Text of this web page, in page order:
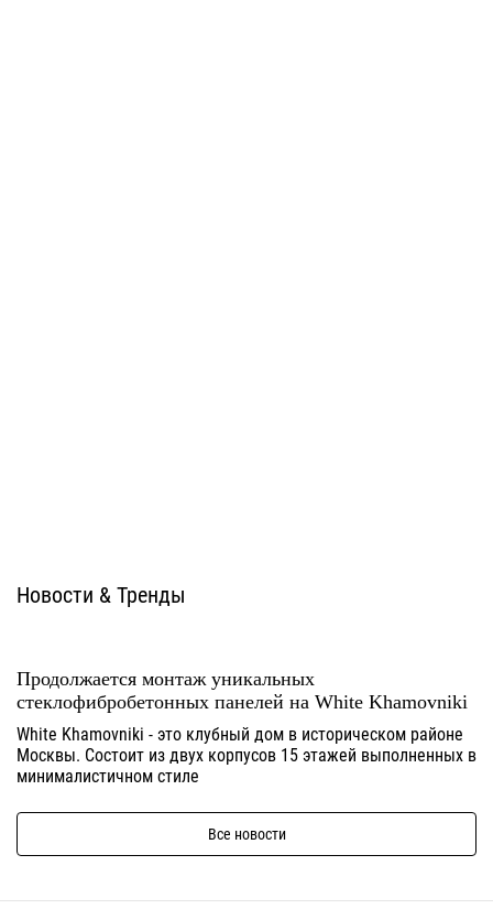
Новости & Тренды
Продолжается монтаж уникальных
стеклофибробетонных панелей на White Khamovniki
White Khamovniki - это клубный дом в историческом районе
Москвы. Состоит из двух корпусов 15 этажей выполненных в
минималистичном стиле
Все новости